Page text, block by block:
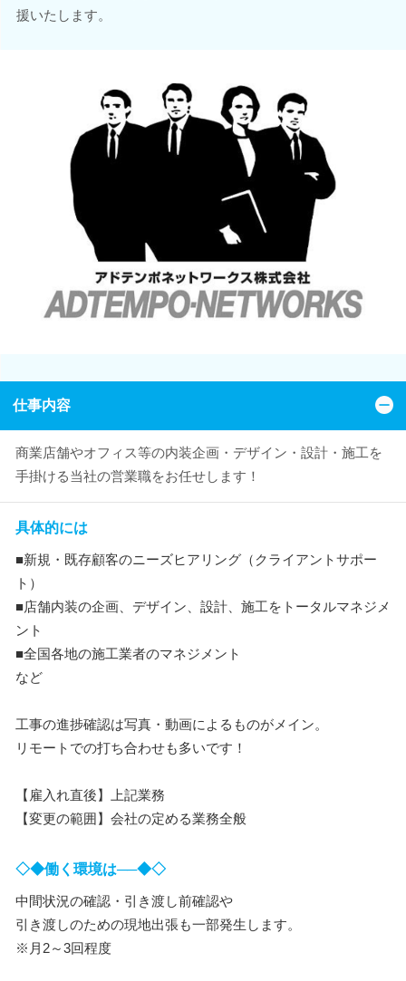
援いたします。
仕事内容
商業店舗やオフィス等の内装企画・デザイン・設計・施工を
手掛ける当社の営業職をお任せします！
具体的には
■新規・既存顧客のニーズヒアリング（クライアントサポー
ト）
■店舗内装の企画、デザイン、設計、施工をトータルマネジメ
ント
■全国各地の施工業者のマネジメント
など
工事の進捗確認は写真・動画によるものがメイン。
リモートでの打ち合わせも多いです！
【雇入れ直後】上記業務
【変更の範囲】会社の定める業務全般
◇◆働く環境は──◆◇
中間状況の確認・引き渡し前確認や
引き渡しのための現地出張も一部発生します。
※月2～3回程度